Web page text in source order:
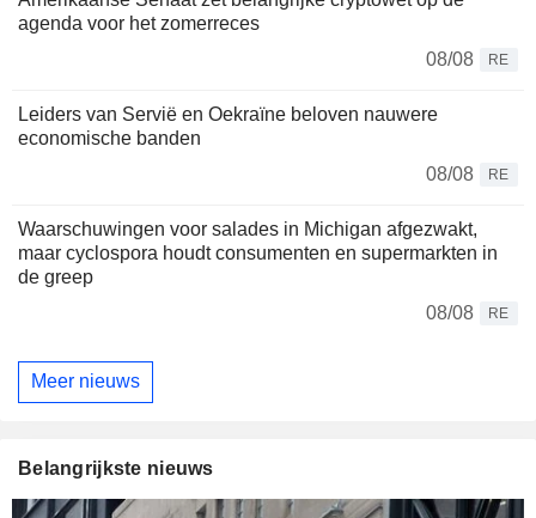
agenda voor het zomerreces
08/08
RE
Leiders van Servië en Oekraïne beloven nauwere
economische banden
08/08
RE
Waarschuwingen voor salades in Michigan afgezwakt,
maar cyclospora houdt consumenten en supermarkten in
de greep
08/08
RE
Meer nieuws
Belangrijkste nieuws